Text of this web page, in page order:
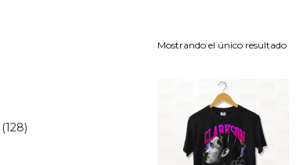
Mostrando el único resultado
(128)